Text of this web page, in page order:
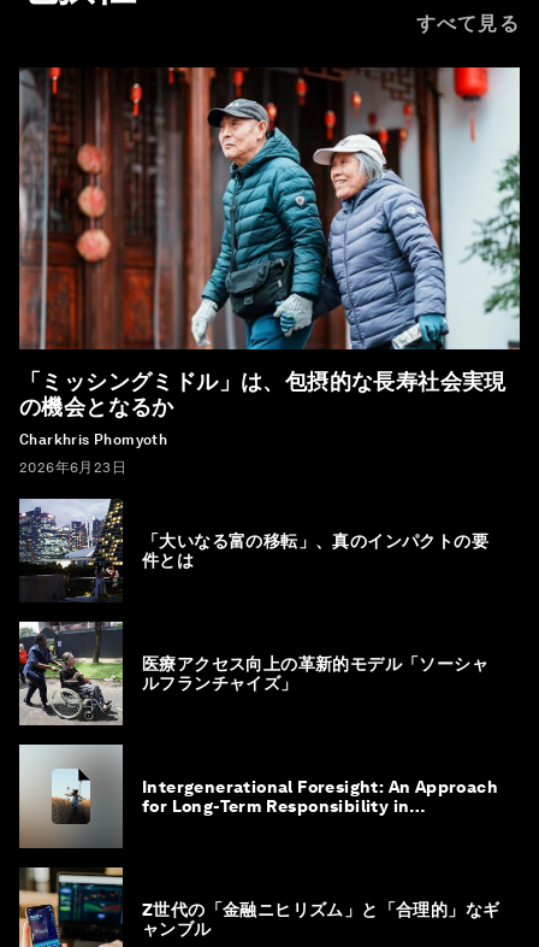
すべて見る
「ミッシングミドル」は、包摂的な長寿社会実現
の機会となるか
Charkhris Phomyoth
2026年6月23日
「大いなる富の移転」、真のインパクトの要
件とは
医療アクセス向上の革新的モデル「ソーシャ
ルフランチャイズ」
Intergenerational Foresight: An Approach
for Long-Term Responsibility in
Z世代の「金融ニヒリズム」と「合理的」なギ
ャンブル